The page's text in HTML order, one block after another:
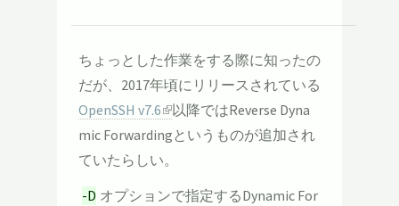
ちょっとした作業をする際に知ったの
だが、2017年頃にリリースされている
OpenSSH v7.6
以降ではReverse Dyna
mic Forwardingというものが追加され
ていたらしい。
-D オプションで指定するDynamic For